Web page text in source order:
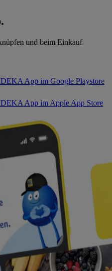
und beim Einkauf
App im Google Playstore
App im Apple App Store